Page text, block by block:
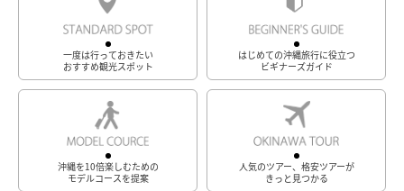
一度は行っておきたい
おすすめ観光スポット
はじめての沖縄旅行に役立つ
ビギナーズガイド
沖縄を10倍楽しむための
モデルコースを提案
人気のツアー、格安ツアーが
きっと見つかる